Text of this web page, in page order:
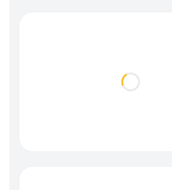
Loading...